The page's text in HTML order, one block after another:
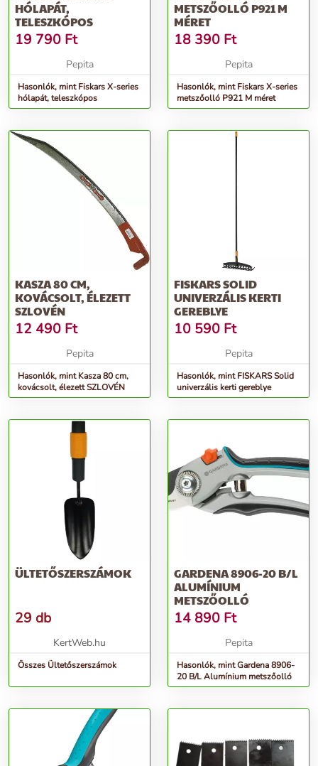
HÓLAPÁT,
TELESZKÓPOS
19 790 Ft
Pepita
Hasonlók, mint Fiskars X-series
hólapát, teleszkópos
METSZŐOLLÓ P921 M
MÉRET
18 390 Ft
Pepita
Hasonlók, mint Fiskars X-series
metszőolló P921 M méret
KASZA 80 CM,
KOVÁCSOLT, ÉLEZETT
SZLOVÉN
12 490 Ft
Pepita
Hasonlók, mint Kasza 80 cm,
kovácsolt, élezett SZLOVÉN
FISKARS SOLID
UNIVERZÁLIS KERTI
GEREBLYE
10 590 Ft
Pepita
Hasonlók, mint FISKARS Solid
univerzális kerti gereblye
ÜLTETŐSZERSZÁMOK
29 db
KertWeb.hu
Összes Ültetőszerszámok
GARDENA 8906-20 B/L
ALUMÍNIUM
METSZŐOLLÓ
14 890 Ft
Pepita
Hasonlók, mint Gardena 8906-
20 B/L Alumínium metszőolló